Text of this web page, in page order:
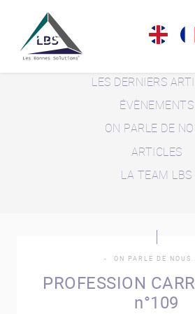
LE BLOG
LES DERNIERS
ÉVÈNEMENTS
ON PARLE DE
ARTICLES
LA TEAM LBS
ON PARLE DE NOUS...
PROFESSION
n°109